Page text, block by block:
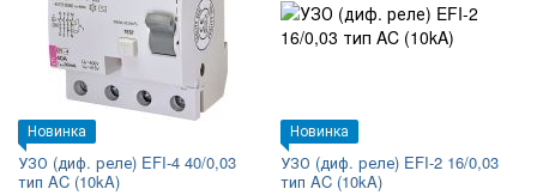
Новинка
УЗО (диф. реле) EFI-4 40/0,03
тип AC (10kA)
Новинка
УЗО (диф. реле) EFI-2 16/0,03
тип AC (10kA)